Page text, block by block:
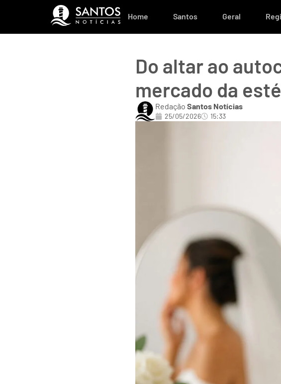
Home Santos Geral
Do altar ao
mercado da
Redação Santos Notícias
25/05/2026 15:33